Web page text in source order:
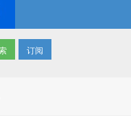
订阅